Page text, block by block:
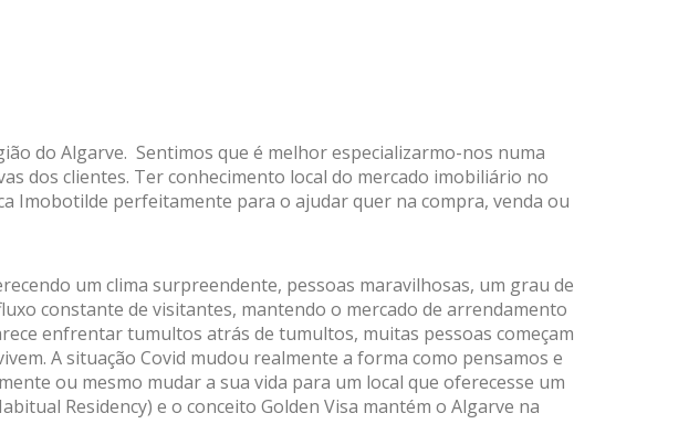
do Algarve. Sentimos que é melhor especializarmo-nos numa
dos clientes. Ter conhecimento local do mercado imobiliário no
Imobotilde perfeitamente para o ajudar quer na compra, venda ou
um clima surpreendente, pessoas maravilhosas, um grau de
constante de visitantes, mantendo o mercado de arrendamento
enfrentar tumultos atrás de tumultos, muitas pessoas começam
A situação Covid mudou realmente a forma como pensamos e
ou mesmo mudar a sua vida para um local que oferecesse um
Residency) e o conceito Golden Visa mantém o Algarve na